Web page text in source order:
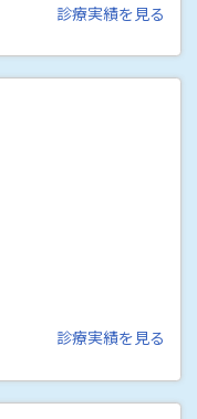
診療実績を見る
診療実績を見る